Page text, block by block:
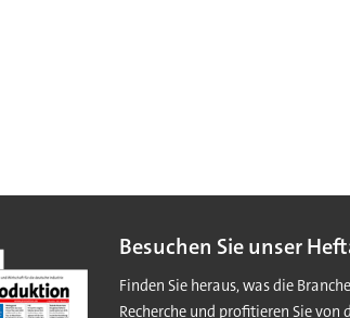
Besuchen Sie unser
Finden Sie heraus, was die
Recherche und profitieren Sie